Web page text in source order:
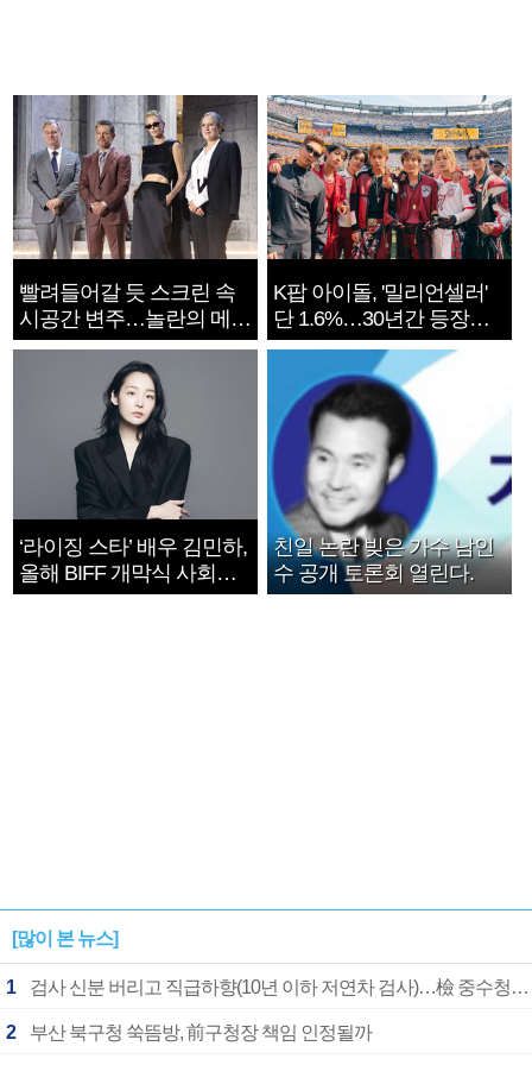
빨려들어갈 듯 스크린 속
시공간 변주…놀란의 메시
지는 ‘전쟁 속죄’
K팝 아이돌, '밀리언셀러'
단 1.6%…30년간 등장
1182개팀 전수조사
‘라이징 스타’ 배우 김민하,
올해 BIFF 개막식 사회자
확정
친일 논란 빚은 가수 남인
수 공개 토론회 열린다.
[많이 본 뉴스]
1 검사 신분 버리고 직급하향(10년 이하 저연차 검사)…檢 중수청행 기피
2 부산 북구청 쑥뜸방, 前구청장 책임 인정될까